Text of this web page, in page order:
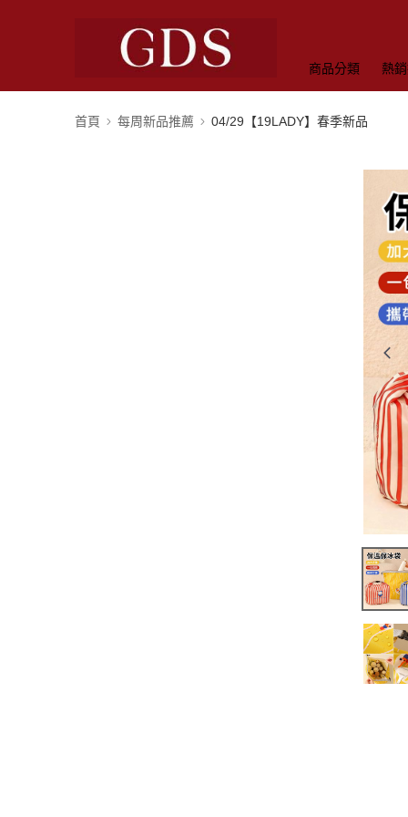
商品分類 熱
首頁 每周新品推薦 04/29【19LADY】春季新品